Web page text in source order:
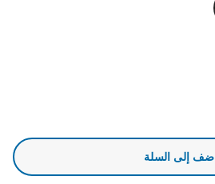
ضف إلى السلة